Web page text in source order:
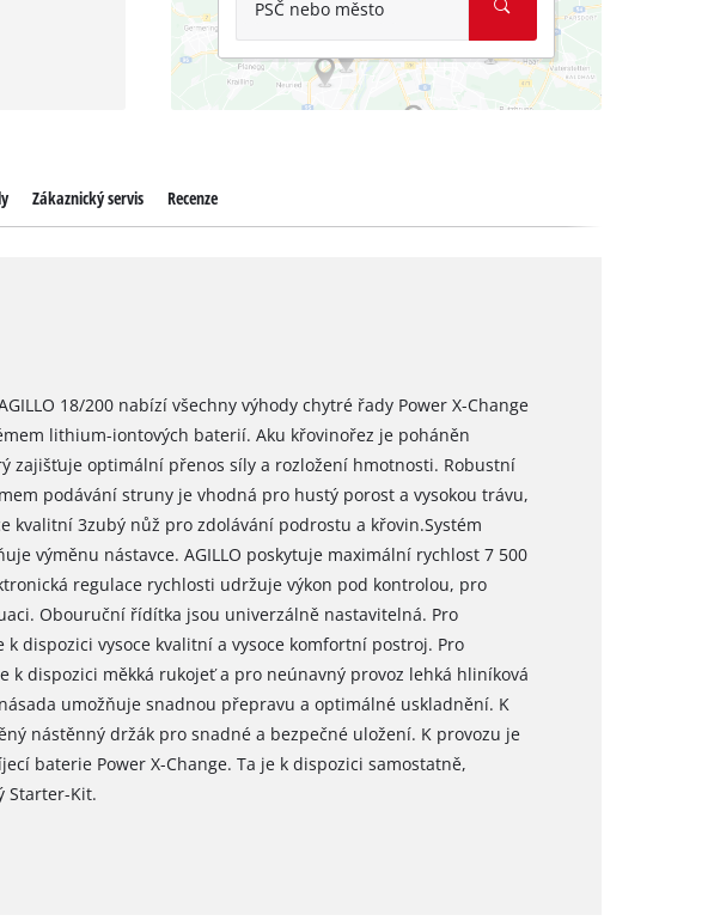
PSČ nebo město
Zákaznický servis Recenze
18/200 nabízí všechny výhody chytré řady Power X-Change
lithium-iontových baterií. Aku křovinořez je poháněn
zajišťuje optimální přenos síly a rozložení hmotnosti. Robustní
podávání struny je vhodná pro hustý porost a vysokou trávu,
kvalitní 3zubý nůž pro zdolávání podrostu a křovin.Systém
výměnu nástavce. AGILLO poskytuje maximální rychlost 7 500
regulace rychlosti udržuje výkon pod kontrolou, pro
Obouruční řídítka jsou univerzálně nastavitelná. Pro
dispozici vysoce kvalitní a vysoce komfortní postroj. Pro
k dispozici měkká rukojeť a pro neúnavný provoz lehká hliníková
umožňuje snadnou přepravu a optimálné uskladnění. K
nástěnný držák pro snadné a bezpečné uložení. K provozu je
baterie Power X-Change. Ta je k dispozici samostatně,
Starter-Kit.